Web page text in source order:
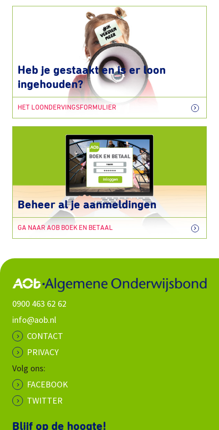
Heb je gestaakt en is er loon
ingehouden?
HET LOONDERVINGSFORMULIER
Beheer al je aanmeldingen
GA NAAR AOB BOEK EN BETAAL
0900 463 62 62
info@aob.nl
CONTACT
PRIVACY
Volg ons:
FACEBOOK
TWITTER
Blijf op de hoogte!